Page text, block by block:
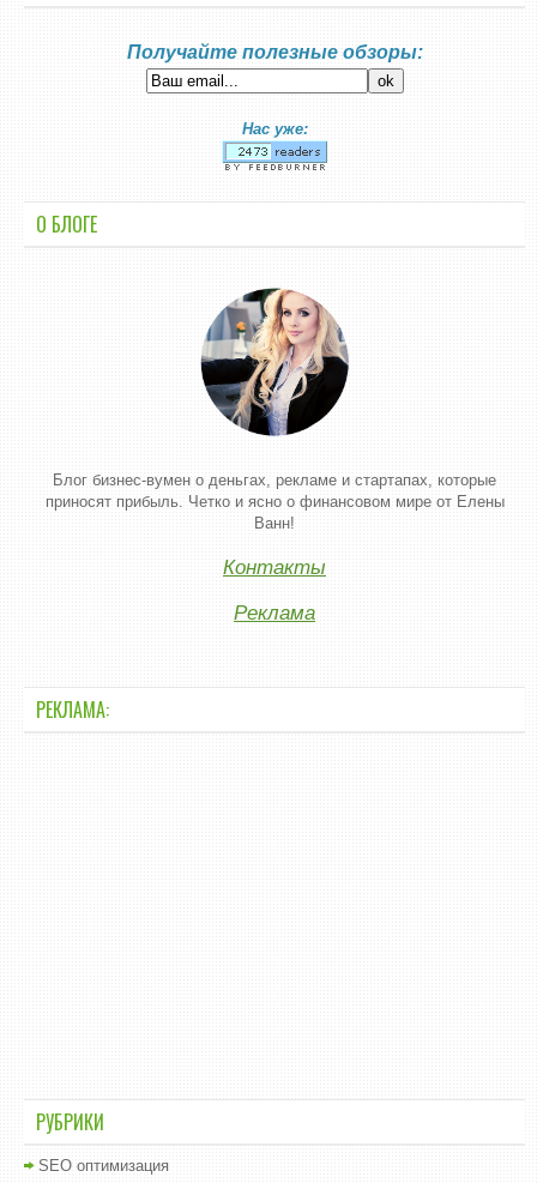
Получайте полезные обзоры:
Нас уже:
О БЛОГЕ
Блог бизнес-вумен о деньгах, рекламе и стартапах, которые
приносят прибыль. Четко и ясно о финансовом мире от Елены
Ванн!
Контакты
Реклама
РЕКЛАМА:
РУБРИКИ
SEO оптимизация